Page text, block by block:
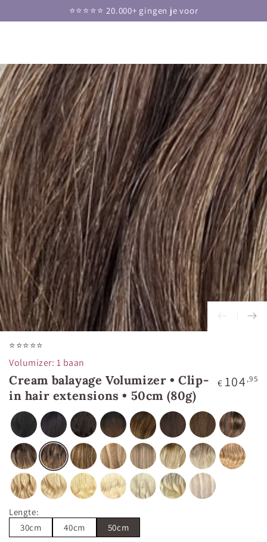
DOORGAAN NAAR⭐⭐⭐⭐⭐ 20.000+ gingen je voor
GA NAAR
PRODUCTINFORMATIE
⭐⭐⭐⭐⭐
Volumizer: 1 baan
Cream balayage Volumizer • Clip-
in hair extensions • 50cm (80g)
Normale
€ 104,95
Lengte:
30cm
40cm 50cm